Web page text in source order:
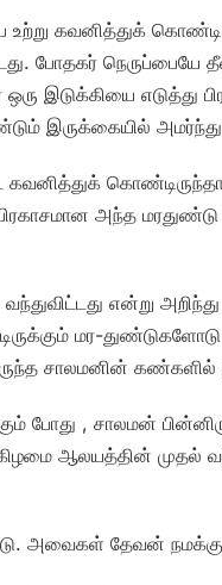
கவனித்துக்
போதகர் நெருப்பையே
இடுக்கியை எடுத்து
இருக்கையில்
அந்த மரதுண்டு
என்று
மர-துண்டுகளோடு
சாலமனின் கண்களில்
, சாலமன்
ஆலயத்தின் முதல்
அவைகள் தேவன்